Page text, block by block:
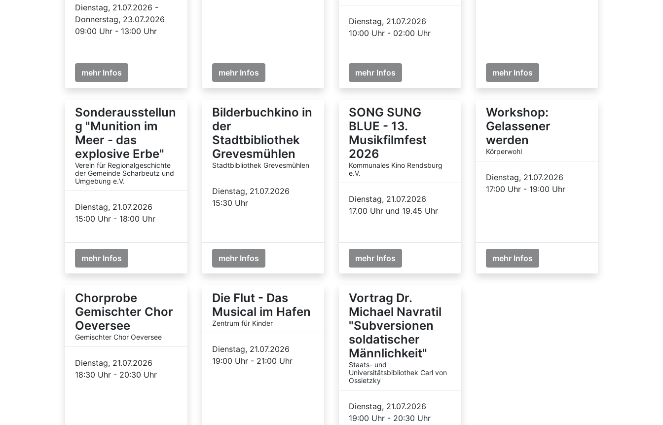
Dienstag, 21.07.2026 -
Donnerstag, 23.07.2026
09:00 Uhr - 13:00 Uhr
mehr Infos mehr Infos
Dienstag, 21.07.2026
10:00 Uhr - 02:00 Uhr
mehr Infos mehr Infos
Sonderausstellun
g "Munition im
Meer - das
explosive Erbe"
Verein für Regionalgeschichte
der Gemeinde Scharbeutz und
Umgebung e.V.
Dienstag, 21.07.2026
15:00 Uhr - 18:00 Uhr
mehr Infos
Bilderbuchkino in
der
Stadtbibliothek
Grevesmühlen
Stadtbibliothek Grevesmühlen
Dienstag, 21.07.2026
15:30 Uhr
mehr Infos
SONG SUNG
BLUE - 13.
Musikfilmfest
2026
Kommunales Kino Rendsburg
e.V.
Dienstag, 21.07.2026
17.00 Uhr und 19.45 Uhr
mehr Infos
Workshop:
Gelassener
werden
Körperwohl
Dienstag, 21.07.2026
17:00 Uhr - 19:00 Uhr
mehr Infos
Chorprobe
Gemischter Chor
Oeversee
Gemischter Chor Oeversee
Dienstag, 21.07.2026
18:30 Uhr - 20:30 Uhr
Die Flut - Das
Musical im Hafen
Zentrum für Kinder
Dienstag, 21.07.2026
19:00 Uhr - 21:00 Uhr
Vortrag Dr.
Michael Navratil
"Subversionen
soldatischer
Männlichkeit"
Staats- und
Universitätsbibliothek Carl von
Ossietzky
Dienstag, 21.07.2026
19:00 Uhr - 20:30 Uhr